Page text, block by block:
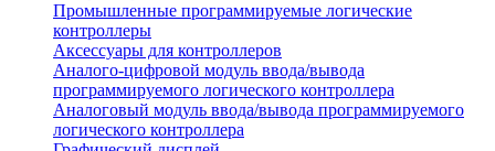
Промышленные программируемые логические
контроллеры
Аксессуары для контроллеров
Аналого-цифровой модуль ввода/вывода
программируемого логического контроллера
Аналоговый модуль ввода/вывода программируемого
логического контроллера